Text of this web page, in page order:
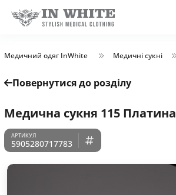
Медичний одяг InWhite Медичні сукні
Повернутися до розділу
Медична сукня 115 Платина
5905280717783